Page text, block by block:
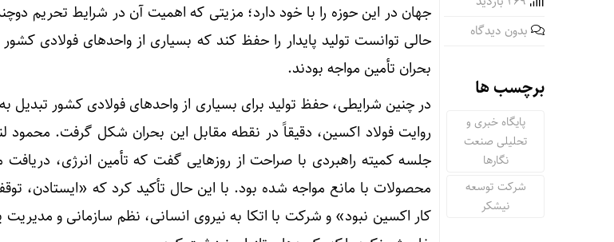
بدون دیدگاه
برچسب ها
پایگاه خبری و
تحلیلی صنعت
نگارها
شرکت توسعه
نیشکر
جهان در این حوزه را با خود دارد؛ مزیتی که اهمیت آن در شرایط تحریم
حالی توانست تولید پایدار را حفظ کند که بسیاری از واحدهای فولادی
بحران تأمین مواجه بودند.
در چنین شرایطی، حفظ تولید برای بسیاری از واحدهای فولادی کشور تبدیل
روایت فولاد اکسین، دقیقاً در نقطه مقابل این بحران شکل گرفت. محمود
جلسه کمیته راهبردی با صراحت از روزهایی گفت که تأمین انرژی، دریافت
محصولات با مانع مواجه شده بود. با این حال تأکید کرد که «ایستادن،
کار اکسین نبود» و شرکت با اتکا به نیروی انسانی، نظم سازمانی و مدیریت